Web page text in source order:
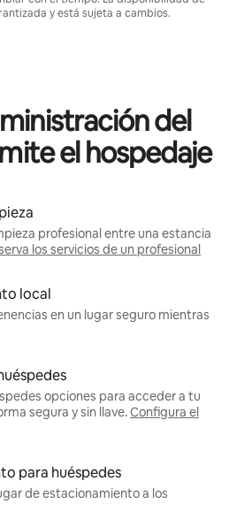
y está sujeta a cambios.
del
el hospedaje
profesional entre una estancia
los servicios de un profesional
local
en un lugar seguro mientras
opciones para acceder a tu
segura y sin llave.Configura el
para huéspedes
de estacionamiento a los